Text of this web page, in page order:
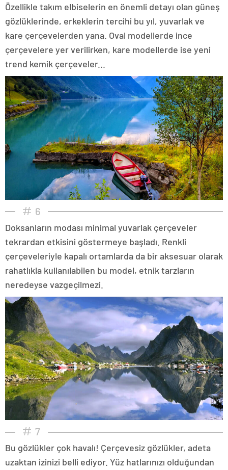
Özellikle takım elbiselerin en önemli detayı olan güneş
gözlüklerinde, erkeklerin tercihi bu yıl, yuvarlak ve
kare çerçevelerden yana. Oval modellerde ince
çerçevelere yer verilirken, kare modellerde ise yeni
trend kemik çerçeveler...
6
Doksanların modası minimal yuvarlak çerçeveler
tekrardan etkisini göstermeye başladı. Renkli
çerçeveleriyle kapalı ortamlarda da bir aksesuar olarak
rahatlıkla kullanılabilen bu model, etnik tarzların
neredeyse vazgeçilmezi.
7
Bu gözlükler çok havalı! Çerçevesiz gözlükler, adeta
uzaktan izinizi belli ediyor. Yüz hatlarınızı olduğundan